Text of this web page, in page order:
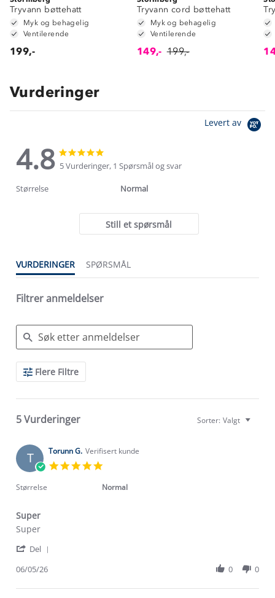
Tryvann bøttehatt
Myk og behagelig
Ventilerende
199,-
Tryvann cord bøttehatt
Myk og behagelig
Ventilerende
149,- 199,-
Vurderinger
Levert av
4.8
4.8
star
rating
star
rating
5 Vurderinger, 1 Spørsmål og svar
Størrelse Normal
Still et spørsmål
VURDERINGER SPØRSMÅL
Filtrer anmeldelser
Search
ReviewsFlere Filtre
5 Vurderinger Sorter: Valgt
T Torunn G. Verifisert kunde
rating
Størrelse Normal
Super
Review
Torunn
on
May
review
Super
Super
Del
Torunn
06/05/26 0 0